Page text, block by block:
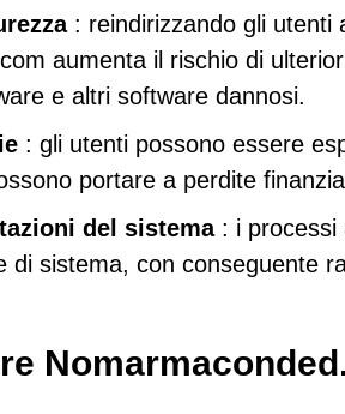
: reindirizzando gli utenti
aumenta il rischio di
e altri software dannosi.
: gli utenti possono essere
portare a perdite
del sistema: i processi
di sistema, con conseguente